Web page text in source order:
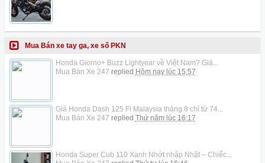
Mua Bán xe tay ga, xe số PKN
Honda Giorno+ Buzz Lightyear về Việt Nam? Giá...
Mua Bán Xe 247 replied Hôm nay lúc 15:57
Giá Honda Dash 125 Fi Malaysia tháng 8 chỉ từ 74...
Mua Bán Xe 247 replied Thứ năm lúc 16:17
Honda Super Cub 110 Xanh Nhớt nhập Nhật – Chiếc...